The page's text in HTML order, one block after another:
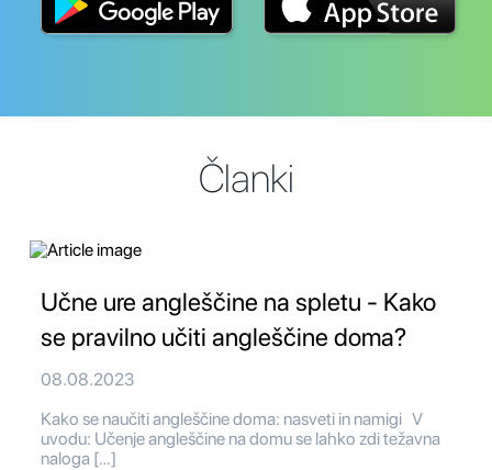
Članki
Učne ure angleščine na spletu - Kako
se pravilno učiti angleščine doma?
08.08.2023
Kako se naučiti angleščine doma: nasveti in namigi V
uvodu: Učenje angleščine na domu se lahko zdi težavna
naloga […]